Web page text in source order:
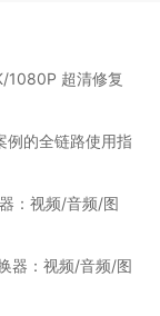
1080P 超清修复
例的全链路使用指
：视频/音频/图
器：视频/音频/图